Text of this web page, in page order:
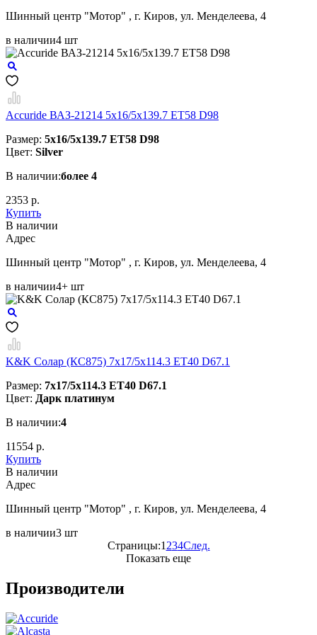
Шинный центр "Мотор" , г. Киров, ул. Менделеева, 4
в наличии4 шт
Accuride ВАЗ-21214 5x16/5x139.7 ET58 D98
Размер: 5x16/5x139.7 ET58 D98
Цвет: Silver
В наличии:более 4
2353 р.
Купить
В наличии
Aдрес
Шинный центр "Мотор" , г. Киров, ул. Менделеева, 4
в наличии4+ шт
K&K Солар (КС875) 7x17/5x114.3 ET40 D67.1
Размер: 7x17/5x114.3 ET40 D67.1
Цвет: Дарк платинум
В наличии:4
11554 р.
Купить
В наличии
Aдрес
Шинный центр "Мотор" , г. Киров, ул. Менделеева, 4
в наличии3 шт
Страницы:1 234След.
Показать еще
Производители